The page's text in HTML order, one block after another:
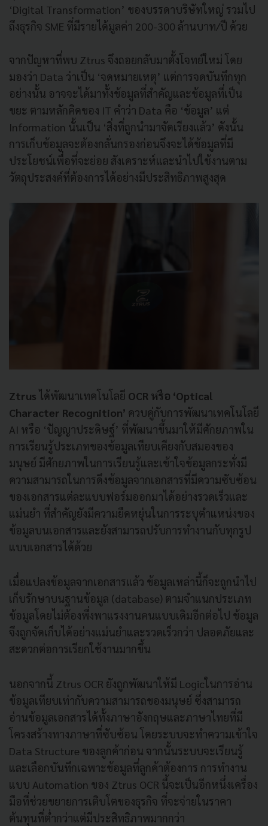
‘Digital Transformation’ ของบรรดาบริษัทใหญ่ รวมไป
ถึงธุรกิจ SME ที่มีรายได้มูลค่า 200-300 ล้านบาท/ปี ด้วย
จากปัญหาที่พบ Ztrus จึงถอยกลับมาตั้งโจทย์ใหม่ โดย
มองว่า Data ว่าเป็น ‘จดหมายเหตุ’ แต่การจดบันทึกทุก
อย่างนั้น อาจจะได้มาทั้งข้อมูลที่สำคัญและข้อมูลที่เป็น
ขยะ ตามหลักคิดของ IT คำว่า Data คือ ‘ข้อมูล’ แต่
Information นั้นเป็น ‘สิ่งที่ถูกนำมาจัดเรียงแล้ว’ ดังนั้น
การเก็บข้อมูลจะต้องกลั่นกรองก่อนจึงจะได้ข้อมูลที่มี
ประโยชน์เพื่อที่จะย่อย สังเคราะห์และนำไปใช้งานตาม
วัตถุประสงค์ที่ต้องการได้อย่างมีประสิทธิภาพสูงสุด
Ztrus ได้พัฒนาเทคโนโลยี OCR หรือ ‘Optical
Character Recognition’ ควบคู่กับการพัฒนาเทคโนโลยี
AI หรือ ‘ปัญญาประดิษฐ์’ ที่พัฒนาขึ้นมาให้มีศักยภาพใน
การเรียนรู้ประเภทของข้อมูลเทียบเคียงกับสมองของ
มนุษย์ มีศักยภาพในการเรียนรู้และเข้าใจข้อมูลกระทั่งมี
ความสามารถในการดึงข้อมูลจากเอกสารที่มีความซับซ้อน
ของเอกสารแต่ละแบบฟอร์มออกมาได้อย่างรวดเร็วและ
แม่นยำ ที่สำคัญยังมีความยืดหยุ่นในการระบุตำแหน่งของ
ข้อมูลบนเอกสารและยังสามารถปรับการทำงานกับทุกรูป
แบบเอกสารได้ด้วย
เมื่อแปลงข้อมูลจากเอกสารแล้ว ข้อมูลเหล่านี้ก็จะถูกนำไป
เก็บรักษาบนฐานข้อมูล (database) ตามจำแนกประเภท
ข้อมูลโดยไม่ต้องพึ่งพาแรงงานคนแบบเดิมอีกต่อไป ข้อมูล
จึงถูกจัดเก็บได้อย่างแม่นยำและรวดเร็วกว่า ปลอดภัยและ
สะดวกต่อการเรียกใช้งานมากขึ้น
นอกจากนี้ Ztrus OCR ยังถูกพัฒนาให้มี Logicในการอ่าน
ข้อมูลเทียบเท่ากับความสามารถของมนุษย์ ซึ่งสามารถ
อ่านข้อมูลเอกสารได้ทั้งภาษาอังกฤษและภาษาไทยที่มี
โครงสร้างทางภาษาที่ซับซ้อน โดยระบบจะทำความเข้าใจ
Data Structure ของลูกค้าก่อน จากนั้นระบบจะเรียนรู้
และเลือกบันทึกเฉพาะข้อมูลที่ลูกค้าต้องการ การทำงาน
แบบ Automation ของ Ztrus OCR นี้จะเป็นอีกหนึ่งเครื่อง
มือที่ช่วยขยายการเติบโตของธุรกิจ ที่จะจ่ายในราคา
ต้นทุนที่ต่ำกว่าแต่มีประสิทธิภาพมากกว่า